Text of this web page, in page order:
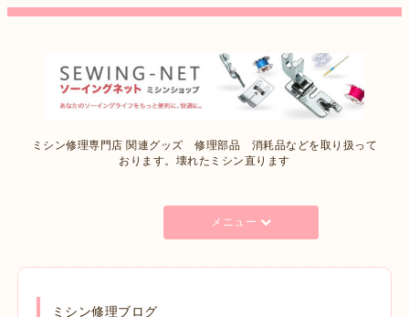
ミシン修理専門店 関連グッズ 修理部品 消耗品などを取り扱って
おります。壊れたミシン直ります
メニュー
ミシン修理ブログ